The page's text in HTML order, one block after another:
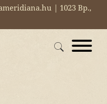
| 1023 Bp.,